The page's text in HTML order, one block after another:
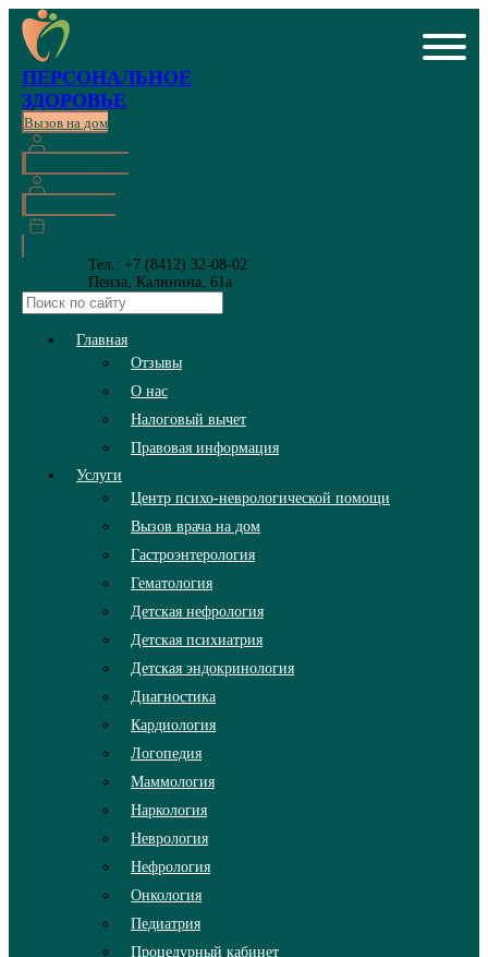
ПЕРСОНАЛЬНОЕ
ЗДОРОВЬЕ
Вызов на дом
Тел.: +7 (8412) 32-08-02
Пенза, Калинина, 61а
Главная
Отзывы
О нас
Налоговый вычет
Правовая информация
Услуги
Центр психо-неврологической помощи
Вызов врача на дом
Гастроэнтерология
Гематология
Детская нефрология
Детская психиатрия
Детская эндокринология
Диагностика
Кардиология
Логопедия
Маммология
Наркология
Неврология
Нефрология
Онкология
Педиатрия
Процедурный кабинет